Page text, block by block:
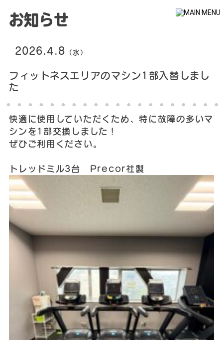
お知らせ
2026.4.8 （水）
フィットネスエリアのマシン1部入替しまし
た
快適に使用していただくため、特に故障の多いマ
シンを1部交換しました！
ぜひご利用ください。
トレッドミル3台 Precor社製